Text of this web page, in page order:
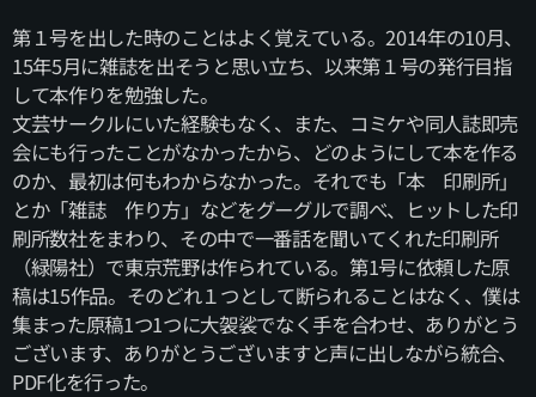
第１号を出した時のことはよく覚えている。2014年の10月、
15年5月に雑誌を出そうと思い立ち、以来第１号の発行目指
して本作りを勉強した。
文芸サークルにいた経験もなく、また、コミケや同人誌即売
会にも行ったことがなかったから、どのようにして本を作る
のか、最初は何もわからなかった。それでも「本 印刷所」
とか「雑誌 作り方」などをグーグルで調べ、ヒットした印
刷所数社をまわり、その中で一番話を聞いてくれた印刷所
（緑陽社）で東京荒野は作られている。第1号に依頼した原
稿は15作品。そのどれ１つとして断られることはなく、僕は
集まった原稿1つ1つに大袈裟でなく手を合わせ、ありがとう
ございます、ありがとうございますと声に出しながら統合、
PDF化を行った。